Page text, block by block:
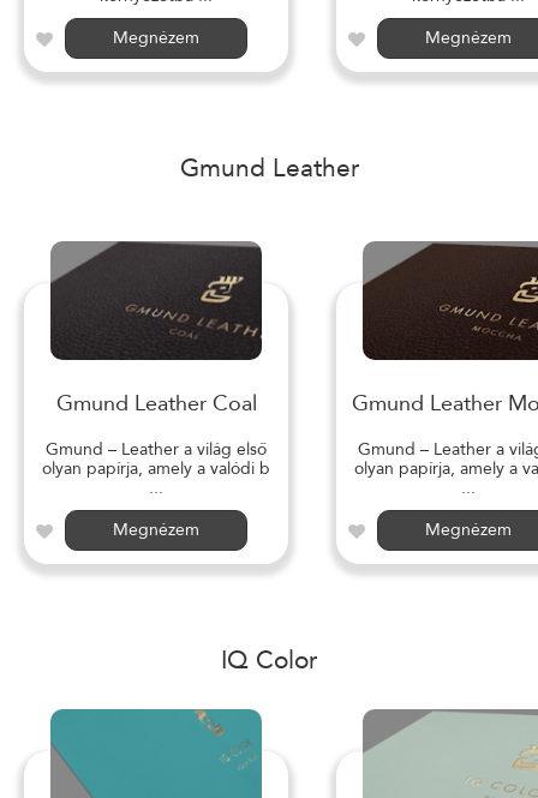
Megnézem
Megnézem
Gmund Leather
Gmund Leather Coal
Gmund – Leather a világ első
olyan papírja, amely a valódi b
...
Megnézem
Gmund Leather
Gmund – Leather a
olyan papírja, amely a
...
Megnézem
IQ Color